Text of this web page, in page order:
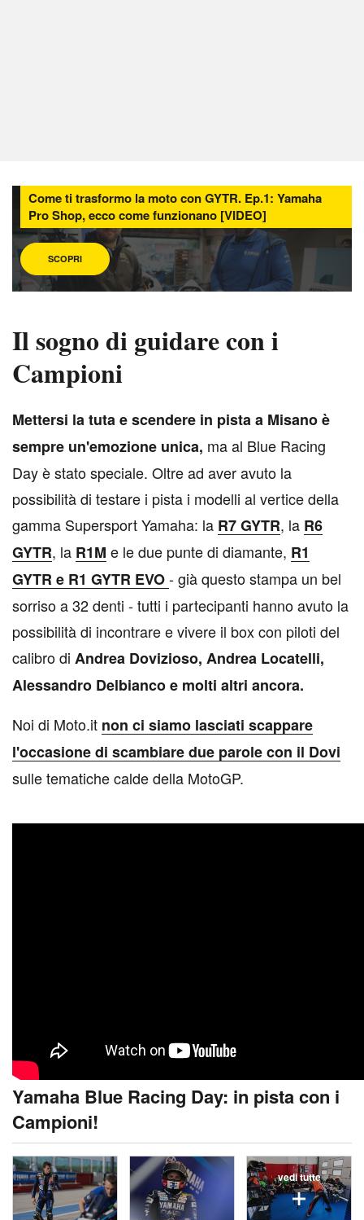
Come ti trasformo la moto con GYTR. Ep.1: Yamaha
Pro Shop, ecco come funzionano [VIDEO]
SCOPRI
Il sogno di guidare con i
Campioni
Mettersi la tuta e scendere in pista a Misano è
sempre un'emozione unica, ma al Blue Racing
Day è stato speciale. Oltre ad aver avuto la
possibilità di testare i pista i modelli al vertice della
gamma Supersport Yamaha: la R7 GYTR, la R6
GYTR, la R1M e le due punte di diamante, R1
GYTR e R1 GYTR EVO- già questo stampa un bel
sorriso a 32 denti - tutti i partecipanti hanno avuto la
possibilità di incontrare e vivere il box con piloti del
calibro di Andrea Dovizioso, Andrea Locatelli,
Alessandro Delbianco e molti altri ancora.
Noi di Moto.it non ci siamo lasciati scappare
l'occasione di scambiare due parole con il Dovi
sulle tematiche calde della MotoGP.
Yamaha Blue Racing Day: in pista con i
Campioni!
vedi tutte